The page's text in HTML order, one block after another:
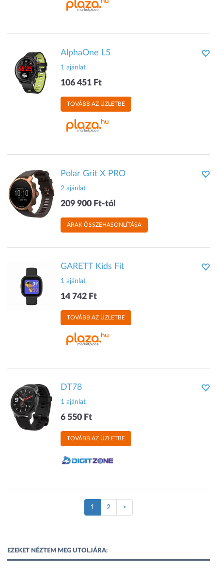
AlphaOne L5
1 ajánlat
106 451 Ft
TOVÁBB AZ ÜZLETBE
Polar Grit X PRO
2 ajánlat
209 900 Ft-tól
ÁRAK ÖSSZEHASONLÍTÁSA
GARETT Kids Fit
1 ajánlat
14 742 Ft
TOVÁBB AZ ÜZLETBE
DT78
1 ajánlat
6 550 Ft
TOVÁBB AZ ÜZLETBE
1 (Jelenlegi
oldal)
2 >
EZEKET NÉZTEM MEG UTOLJÁRA: